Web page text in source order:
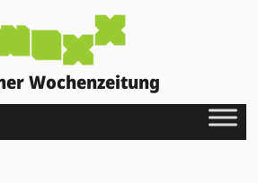
Wochenzeitung